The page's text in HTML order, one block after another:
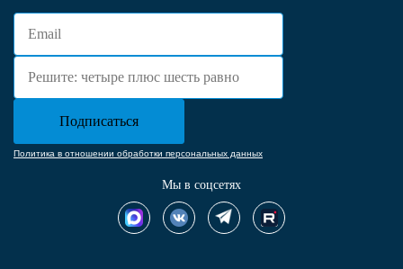
Политика в отношении обработки персональных данных
Мы в соцсетях